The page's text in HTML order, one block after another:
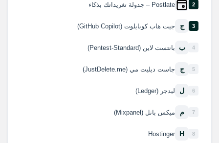
2 Postlate – جدولة تغريداتك بذكاء
3 ج جيت هاب كوبايلوت (GitHub Copilot)
4 ب بانتست لاين (Pentest-Standard)
5 ج جاست ديليت مي (JustDelete.me)
6 ل ليدجر (Ledger)
7 م ميكس بانل (Mixpanel)
8
H
Hostinger